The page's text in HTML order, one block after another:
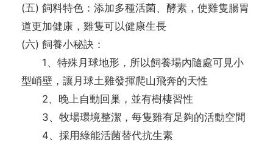
(五) 飼料特色：添加多種活菌、酵素，使雞隻腸胃
道更加健康，雞隻可以健康生長
(六) 飼養小秘訣：
1、特殊月球地形，所以飼養場內隨處可見小
型峭壁，讓月球土雞發揮爬山飛奔的天性
2、晚上自動回巢，並有樹棲習性
3、牧場環境整潔，每隻雞有足夠的活動空間
4、採用綠能活菌替代抗生素